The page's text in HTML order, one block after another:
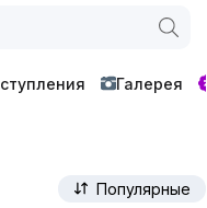
Галерея
Популярные